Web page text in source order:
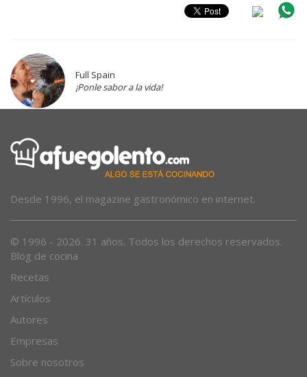
Full Spain
¡Ponle sabor a la vida!
Desde 1996, el magazine gastronómico en internet.
© 1996 - 2026. 31 años. Todos los derechos reservados.
Blog de cocina
Recetas
Artículos
Autores
Empresas
Sobre nosotros